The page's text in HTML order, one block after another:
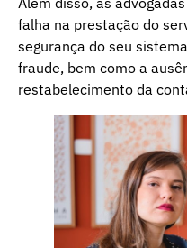
falha na prestação do
segurança do seu
fraude, bem como a
restabelecimento da